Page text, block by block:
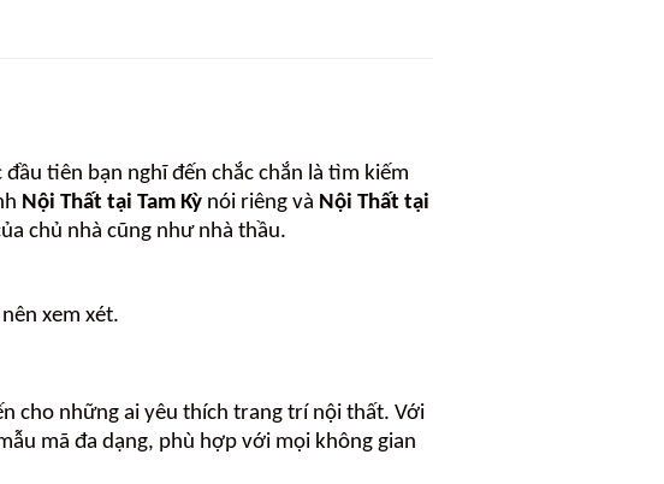
tiên bạn nghĩ đến chắc chắn là tìm kiếm
Nội Thất tại Tam Kỳ nói riêng và Nội Thất tại
chủ nhà cũng như nhà thầu.
xem xét.
cho những ai yêu thích trang trí nội thất. Với
mã đa dạng, phù hợp với mọi không gian